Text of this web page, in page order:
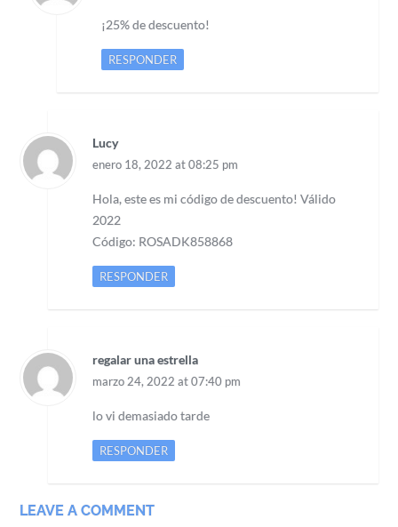
¡25% de descuento!
RESPONDER
Lucy
enero 18, 2022 at 08:25 pm
Hola, este es mi código de descuento! Válido
2022
Código: ROSADK858868
RESPONDER
regalar una estrella
marzo 24, 2022 at 07:40 pm
lo vi demasiado tarde
RESPONDER
LEAVE A COMMENT